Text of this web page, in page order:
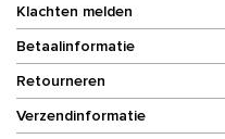
Klachten melden
Betaalinformatie
Retourneren
Verzendinformatie